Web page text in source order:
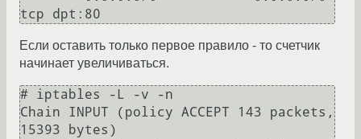
Если оставить только первое правило - то счетчик
начинает увеличиваться.
# iptables -L -v -n
Chain INPUT (policy ACCEPT 143 packets,
15393 bytes)